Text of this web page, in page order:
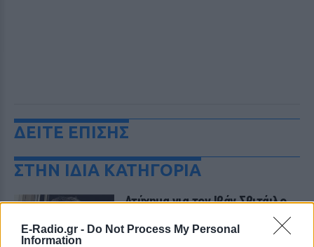
E-Radio.gr - Do Not Process My Personal
Information
ΔΕΙΤΕ ΕΠΙΣΗΣ
ΣΤΗΝ ΙΔΙΑ ΚΑΤΗΓΟΡΙΑ
Ατύχημα για τον Ιβάν Σβιτάιλο
στην Κέρκυρα: «Θα σηκωθώ πιο
δυνατός»